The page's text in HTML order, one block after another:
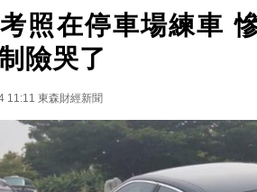
照在停車場練車
險哭了
11:11 東森財經新聞